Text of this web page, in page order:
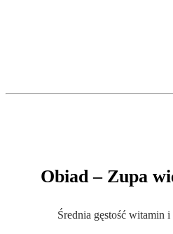
Obiad – Zupa
Średnia gęstość witamin